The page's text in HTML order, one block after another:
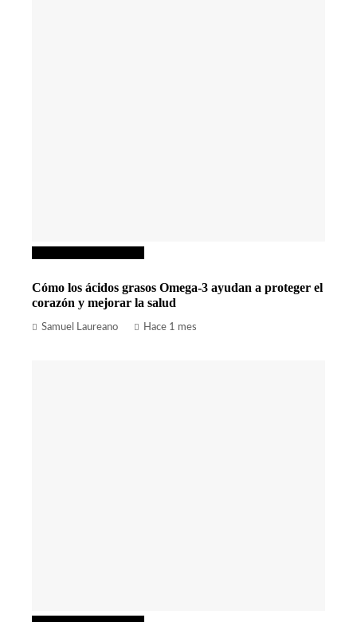
Cómo los ácidos grasos Omega-3 ayudan a proteger el
corazón y mejorar la salud
Samuel Laureano Hace 1 mes